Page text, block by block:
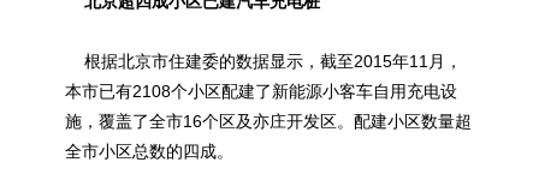
根据北京市住建委的数据显示，截至2015年11月，
本市已有2108个小区配建了新能源小客车自用充电设
施，覆盖了全市16个区及亦庄开发区。配建小区数量超
全市小区总数的四成。